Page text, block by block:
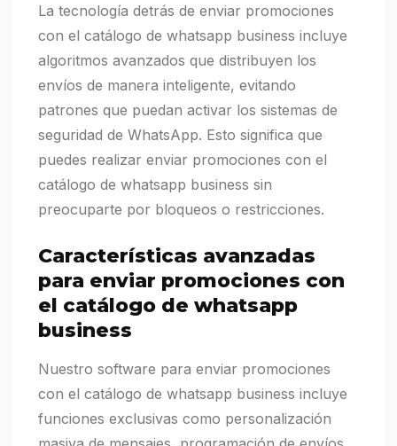
La tecnología detrás de enviar promociones
con el catálogo de whatsapp business incluye
algoritmos avanzados que distribuyen los
envíos de manera inteligente, evitando
patrones que puedan activar los sistemas de
seguridad de WhatsApp. Esto significa que
puedes realizar enviar promociones con el
catálogo de whatsapp business sin
preocuparte por bloqueos o restricciones.
Características avanzadas
para enviar promociones con
el catálogo de whatsapp
business
Nuestro software para enviar promociones
con el catálogo de whatsapp business incluye
funciones exclusivas como personalización